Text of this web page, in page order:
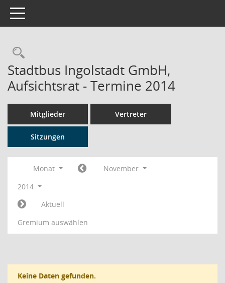
Toggle navigation
Rechercheauswahl
Stadtbus Ingolstadt GmbH,
Aufsichtsrat - Termine 2014
Mitglieder Vertreter
Sitzungen
Monat
November
2014
Aktuell
Gremium auswählen
Keine Daten gefunden.